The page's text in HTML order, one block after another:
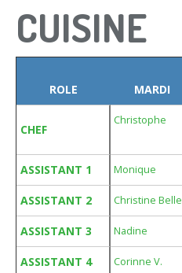
CUISINE
ROLE MARDI
CHEF
Christophe
ASSISTANT 1 Monique
ASSISTANT 2 Christine Belle
ASSISTANT 3 Nadine
ASSISTANT 4 Corinne V.